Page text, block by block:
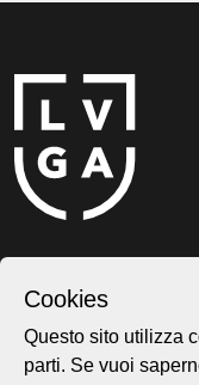
Cookies
Questo sito utilizza
parti. Se vuoi